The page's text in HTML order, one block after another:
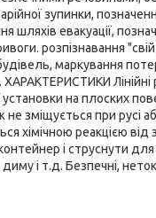
зупинки,
шляхів евакуації,
розпізнавання
маркування
ХАРАКТЕРИСТИКИ
на плоских
зміщується при русі
хімічною реакцією
і струснути
і т.д. Безпечні,